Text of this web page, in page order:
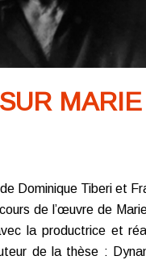
Dominique Tiberi et
de l’œuvre de
la productrice et
de la thèse :